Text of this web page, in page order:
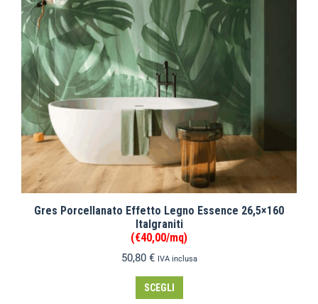
Gres Porcellanato Effetto Legno Essence 26,5×160
Italgraniti
(€40,00/mq)
50,80 € IVA inclusa
SCEGLI